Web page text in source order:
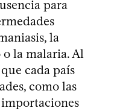
para
la
la malaria. Al
cada país
como las